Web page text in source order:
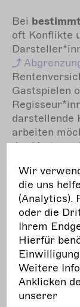
Bei
oft Konflikte
Gastspielen
darstellende
arbeiten
des Vertrags
beide
haben,
gestaltet
Weitere
Die Kanzlei
Wir
die uns
(Analytics).
oder die
Ihrem
Hierfür
Weitere
Anklicken
unserer